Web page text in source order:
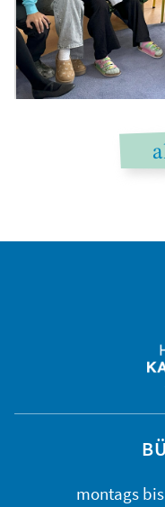
montags bis